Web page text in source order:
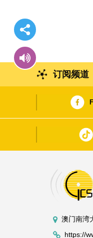
订阅频道
澳门南湾
https://